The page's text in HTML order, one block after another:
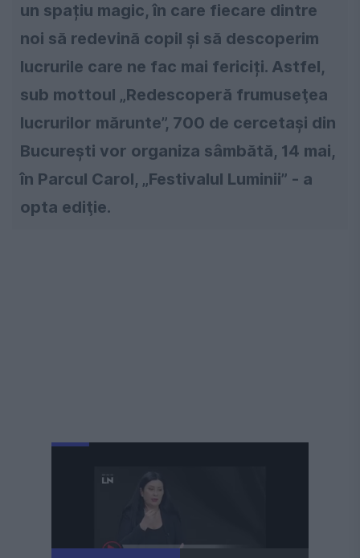
un spațiu magic, în care fiecare dintre
noi să redevină copil şi să descoperim
lucrurile care ne fac mai fericiți. Astfel,
sub mottoul „Redescoperă frumuseţea
lucrurilor mărunte”, 700 de cercetaşi din
Bucureşti vor organiza sâmbătă, 14 mai,
în Parcul Carol, „Festivalul Luminii” - a
opta ediţie.